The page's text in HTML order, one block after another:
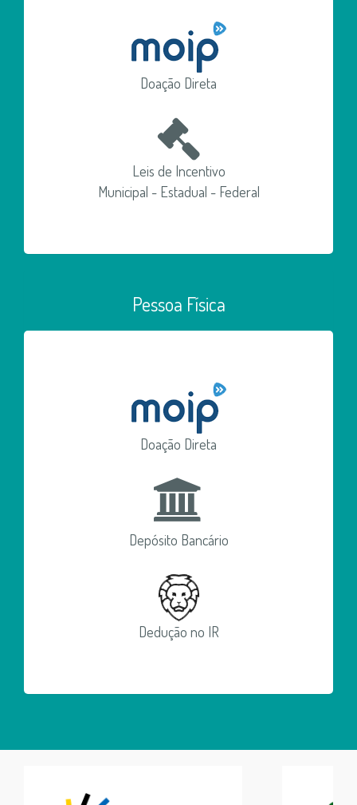
Doação Direta
Leis de Incentivo
Municipal - Estadual - Federal
Pessoa Física
Doação Direta
Depósito Bancário
Dedução no IR